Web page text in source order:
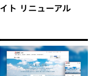
イト リニューアル